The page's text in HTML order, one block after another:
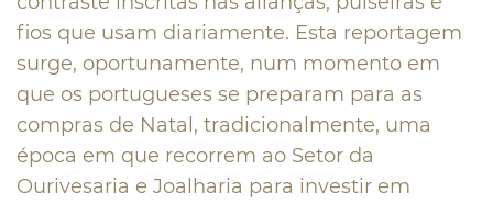
fios que usam diariamente. Esta reportagem
surge, oportunamente, num momento em
que os portugueses se preparam para as
compras de Natal, tradicionalmente, uma
época em que recorrem ao Setor da
Ourivesaria e Joalharia para investir em